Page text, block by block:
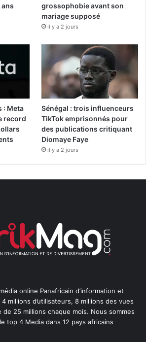
ans
grossophobie avant son
mariage supposé
il y a 2 jours
: Meta
record
Sénégal : trois influenceurs
TikTok emprisonnés pour
des publications critiquant
Diomaye Faye
il y a 2 jours
online Panafricain d’information et
millions d’utilisateurs, 8 millions des vues
25 millions chaque mois. Nous sommes
top 4 Media dans 12 pays africains